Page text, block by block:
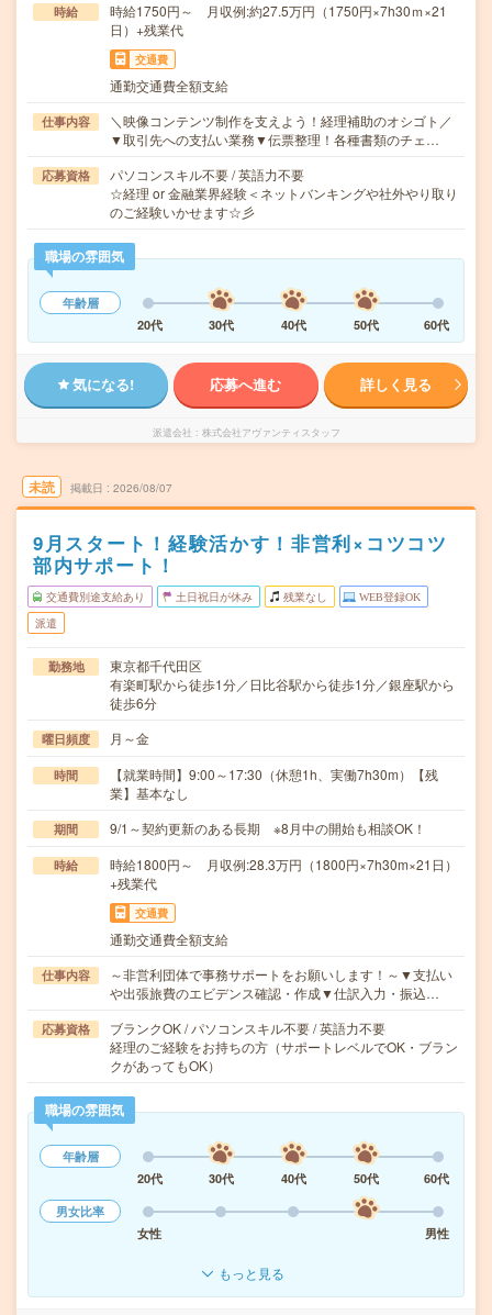
時給
時給1750円～ 月収例:約27.5万円（1750円×7h30ｍ×21
日）+残業代
交通費
通勤交通費全額支給
仕事内容
＼映像コンテンツ制作を支えよう！経理補助のオシゴト／
▼取引先への支払い業務▼伝票整理！各種書類のチェ…
応募資格
パソコンスキル不要 / 英語力不要
☆経理 or 金融業界経験＜ネットバンキングや社外やり取り
のご経験いかせます☆彡
職場の雰囲気
年齢層
20代
30代 40代 50代 60代
気になる! 応募へ進む 詳しく見る
派遣会社 株式会社アヴァンティスタッフ
未読 掲載日 2026/08/07
9月スタート！経験活かす！非営利×コツコツ
部内サポート！
交通費別途支給あり 土日祝日が休み 残業なし WEB登録OK
派遣
勤務地
東京都千代田区
有楽町駅から徒歩1分／日比谷駅から徒歩1分／銀座駅から
徒歩6分
曜日頻度 月～金
時間
【就業時間】9:00～17:30（休憩1h、実働7h30m）【残
業】基本なし
期間 9/1～契約更新のある長期 ※8月中の開始も相談OK！
時給
時給1800円～ 月収例:28.3万円（1800円×7h30m×21日）
+残業代
交通費
通勤交通費全額支給
仕事内容
～非営利団体で事務サポートをお願いします！～▼支払い
や出張旅費のエビデンス確認・作成▼仕訳入力・振込…
応募資格
ブランクOK / パソコンスキル不要 / 英語力不要
経理のご経験をお持ちの方（サポートレベルでOK・ブラン
クがあってもOK）
職場の雰囲気
年齢層
20代
30代 40代 50代
60代
男女比率
女性
男性
もっと見る